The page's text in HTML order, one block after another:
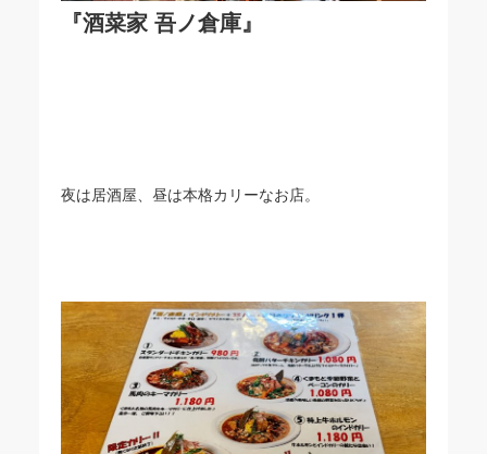
『酒菜家 吾ノ倉庫』
夜は居酒屋、昼は本格カリーなお店。